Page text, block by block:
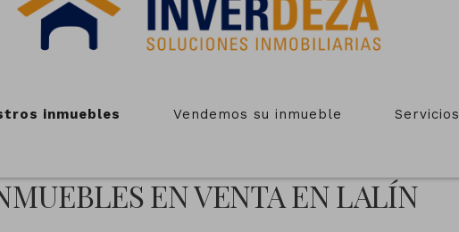
inmuebles Vendemos su inmueble Servicios
EN VENTA EN LALÍN